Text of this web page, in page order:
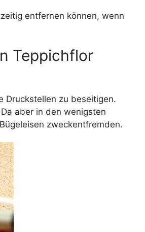
entfernen können, wenn
Teppichflor
Druckstellen zu beseitigen.
aber in den wenigsten
zweckentfremden.